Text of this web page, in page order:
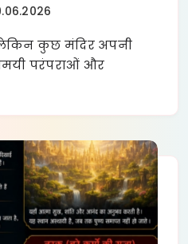
लेकिन कुछ मंदिर अपनी
परंपराओं और